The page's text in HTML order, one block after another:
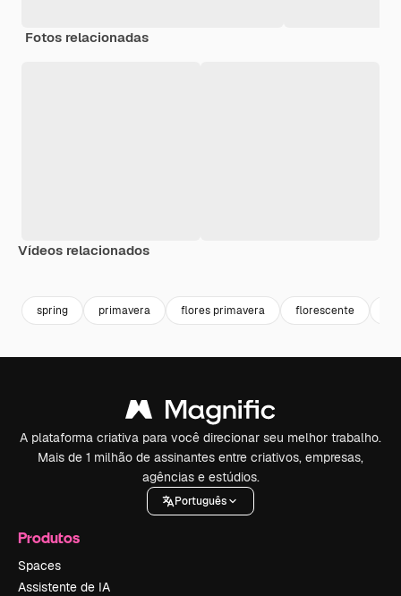
Fotos relacionadas
Vídeos relacionados
spring primavera flores primavera florescente
A plataforma criativa para você direcionar seu melhor trabalho.
Mais de 1 milhão de assinantes entre criativos, empresas,
agências e estúdios.
Português
Produtos
Spaces
Assistente de IA